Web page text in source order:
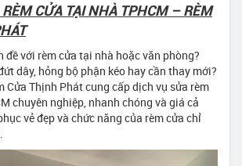
CỬA TẠI NHÀ TPHCM – RÈM
đề với rèm cửa tại nhà hoặc văn phòng?
dây, hỏng bộ phận kéo hay cần thay mới?
Cửa Thịnh Phát cung cấp dịch vụ sửa rèm
chuyên nghiệp, nhanh chóng và giá cả
vẻ đẹp và chức năng của rèm cửa chỉ